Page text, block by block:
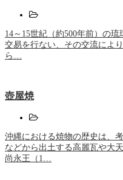
14～15世紀（約500年前）の
交易を行ない、その交流によ
ら…
壺屋焼
沖縄における焼物の歴史は、
などから出土する高麗瓦や大
尚永王（1…